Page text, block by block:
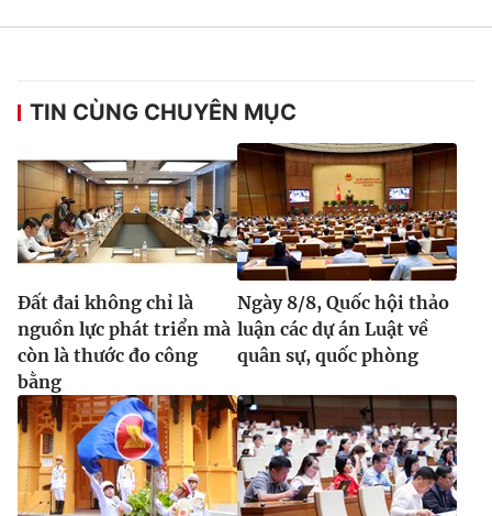
TIN CÙNG CHUYÊN MỤC
Đất đai không chỉ là
nguồn lực phát triển mà
còn là thước đo công
bằng
Ngày 8/8, Quốc hội thảo
luận các dự án Luật về
quân sự, quốc phòng